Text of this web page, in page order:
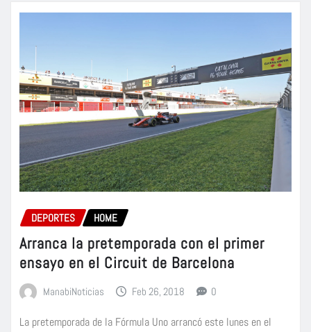
DEPORTES HOME
Arranca la pretemporada con el primer
ensayo en el Circuit de Barcelona
ManabiNoticias Feb 26, 2018 0
La pretemporada de la Fórmula Uno arrancó este lunes en el